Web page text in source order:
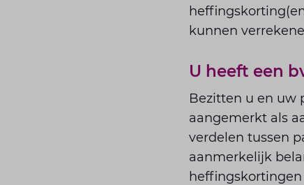
kunnen
U heeft een
Bezitten u en uw
aangemerkt als
verdelen tussen
aanmerkelijk